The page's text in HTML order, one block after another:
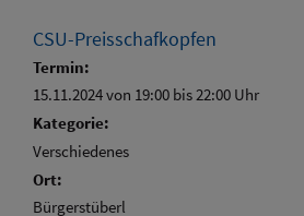
CSU-Preisschafkopfen
Termin:
15.11.2024 von 19:00 bis 22:00 Uhr
Kategorie:
Verschiedenes
Ort:
Bürgerstüberl